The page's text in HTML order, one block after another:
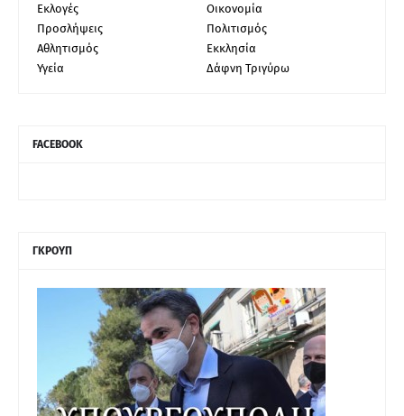
Εκλογές
Οικονομία
Προσλήψεις
Πολιτισμός
Αθλητισμός
Εκκλησία
Υγεία
Δάφνη Τριγύρω
FACEBOOK
ΓΚΡΟΥΠ